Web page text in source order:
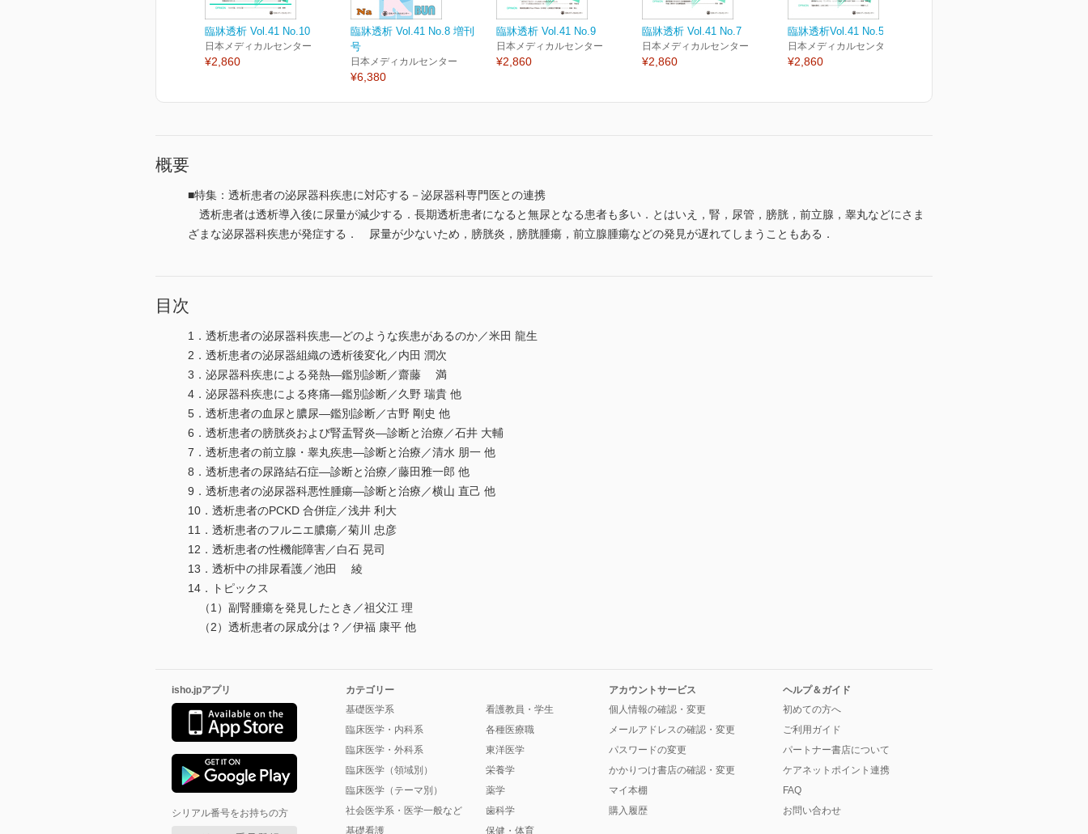
臨牀透析 Vol.41 No.10
日本メディカルセンター
¥2,860
臨牀透析 Vol.41 No.8 増刊
号
日本メディカルセンター
¥6,380
臨牀透析 Vol.41 No.9
日本メディカルセンター
¥2,860
臨牀透析 Vol.41 No.7
日本メディカルセンター
¥2,860
臨牀透析Vol.41 No.5
日本メディカルセンター
¥2,860
概要
■特集：透析患者の泌尿器科疾患に対応する－泌尿器科専門医との連携
透析患者は透析導入後に尿量が減少する．長期透析患者になると無尿となる患者も多い．とはいえ，腎，尿管，膀胱，前立腺，睾丸などにさま
ざまな泌尿器科疾患が発症する． 尿量が少ないため，膀胱炎，膀胱腫瘍，前立腺腫瘍などの発見が遅れてしまうこともある．
目次
1．透析患者の泌尿器科疾患―どのような疾患があるのか／米田 龍生
2．透析患者の泌尿器組織の透析後変化／内田 潤次
3．泌尿器科疾患による発熱―鑑別診断／齋藤 満
4．泌尿器科疾患による疼痛―鑑別診断／久野 瑞貴 他
5．透析患者の血尿と膿尿―鑑別診断／古野 剛史 他
6．透析患者の膀胱炎および腎盂腎炎―診断と治療／石井 大輔
7．透析患者の前立腺・睾丸疾患―診断と治療／清水 朋一 他
8．透析患者の尿路結石症―診断と治療／藤田雅一郎 他
9．透析患者の泌尿器科悪性腫瘍―診断と治療／横山 直己 他
10．透析患者のPCKD 合併症／浅井 利大
11．透析患者のフルニエ膿瘍／菊川 忠彦
12．透析患者の性機能障害／白石 晃司
13．透析中の排尿看護／池田 綾
14．トピックス
（1）副腎腫瘍を発見したとき／祖父江 理
（2）透析患者の尿成分は？／伊福 康平 他
isho.jpアプリ
シリアル番号をお持ちの方
カテゴリー
基礎医学系
臨床医学・内科系
臨床医学・外科系
臨床医学（領域別）
臨床医学（テーマ別）
社会医学系・医学一般など
基礎看護
看護教員・学生
各種医療職
東洋医学
栄養学
薬学
歯科学
保健・体育
アカウントサービス
個人情報の確認・変更
メールアドレスの確認・変更
パスワードの変更
かかりつけ書店の確認・変更
マイ本棚
購入履歴
ヘルプ＆ガイド
初めての方へ
ご利用ガイド
パートナー書店について
ケアネットポイント連携
FAQ
お問い合わせ